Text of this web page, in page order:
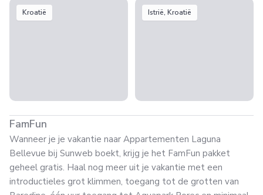
Kroatië Istrië, Kroatië
FamFun
Wanneer je je vakantie naar Appartementen Laguna
Bellevue bij Sunweb boekt, krijg je het FamFun pakket
geheel gratis. Haal nog meer uit je vakantie met een
introductieles grot klimmen, toegang tot de grotten van